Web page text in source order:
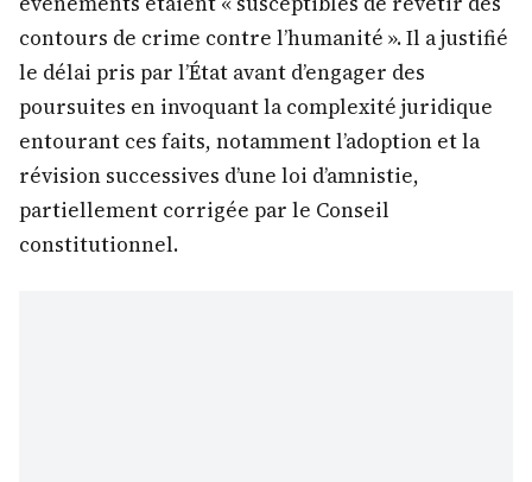
contours de crime contre l’humanité ». Il a justifié
le délai pris par l’État avant d’engager des
poursuites en invoquant la complexité juridique
entourant ces faits, notamment l’adoption et la
révision successives d’une loi d’amnistie,
partiellement corrigée par le Conseil
constitutionnel.